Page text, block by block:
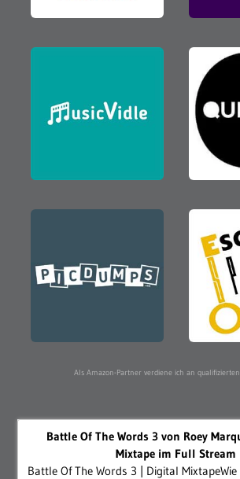
Als Amazon-Partner verdiene ich an
Battle Of The Words 3 von Roey
Mixtape im Full Stream
Battle Of The Words 3 | Digital